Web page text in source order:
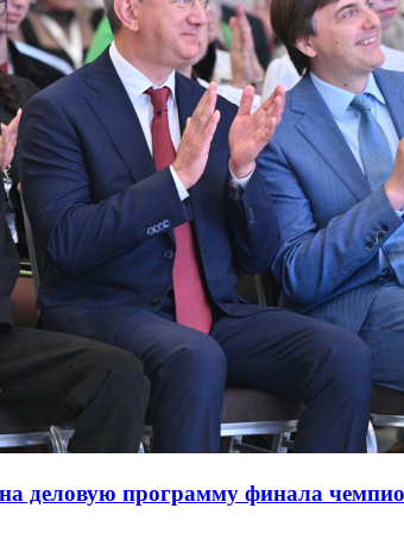
деловую программу финала